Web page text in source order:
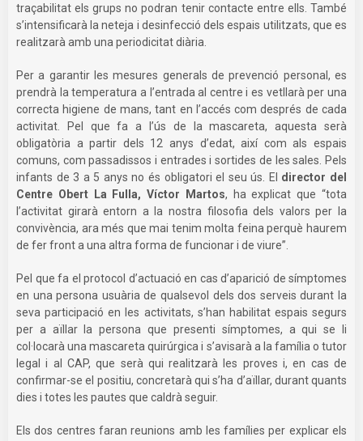
traçabilitat els grups no podran tenir contacte entre ells. També
s’intensificarà la neteja i desinfecció dels espais utilitzats, que es
realitzarà amb una periodicitat diària.
Per a garantir les mesures generals de prevenció personal, es
prendrà la temperatura a l’entrada al centre i es vetllarà per una
correcta higiene de mans, tant en l’accés com després de cada
activitat. Pel que fa a l’ús de la mascareta, aquesta serà
obligatòria a partir dels 12 anys d’edat, així com als espais
comuns, com passadissos i entrades i sortides de les sales. Pels
infants de 3 a 5 anys no és obligatori el seu ús. El director del
Centre Obert La Fulla, Víctor Martos, ha explicat que “tota
l’activitat girarà entorn a la nostra filosofia dels valors per la
convivència, ara més que mai tenim molta feina perquè haurem
de fer front a una altra forma de funcionar i de viure”.
Pel que fa el protocol d’actuació en cas d’aparició de símptomes
en una persona usuària de qualsevol dels dos serveis durant la
seva participació en les activitats, s’han habilitat espais segurs
per a aïllar la persona que presenti símptomes, a qui se li
col·locarà una mascareta quirúrgica i s’avisarà a la família o tutor
legal i al CAP, que serà qui realitzarà les proves i, en cas de
confirmar-se el positiu, concretarà qui s’ha d’aïllar, durant quants
dies i totes les pautes que caldrà seguir.
Els dos centres faran reunions amb les famílies per explicar els